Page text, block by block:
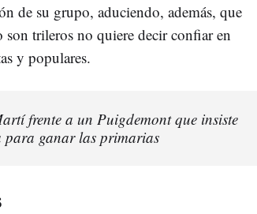
de su grupo, aduciendo, además, que
trileros no quiere decir confiar en
y populares.
frente a un Puigdemont que insiste
para ganar las primarias